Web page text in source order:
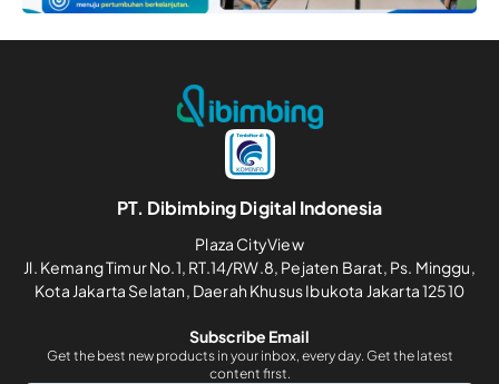
PT. Dibimbing Digital Indonesia
Plaza CityView
Jl. Kemang Timur No.1, RT.14/RW.8, Pejaten Barat, Ps. Minggu,
Kota Jakarta Selatan, Daerah Khusus Ibukota Jakarta 12510
Subscribe Email
Get the best new products in your inbox, every day. Get the latest
content first.